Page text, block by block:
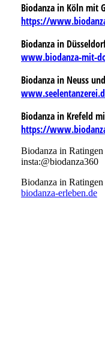
Biodanza in Köln mit
https://
Biodanza in
www.biodanza-mit-
Biodanza in Neuss
Biodanza in Krefeld
https://
Biodanza in
insta:@biodanza360
Biodanza in
biodanza-erleben.de